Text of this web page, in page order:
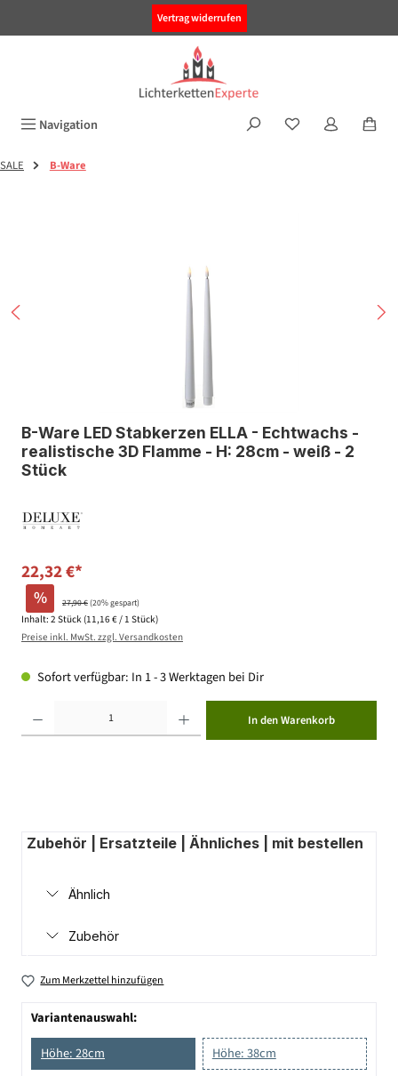
Vertrag widerrufen
Navigation
SALE B-Ware
B-Ware LED Stabkerzen ELLA - Echtwachs -
realistische 3D Flamme - H: 28cm - weiß - 2
Stück
22,32 €*
% 27,90 €(20% gespart)
Inhalt: 2 Stück (11,16 € / 1 Stück)
Preise inkl. MwSt. zzgl. Versandkosten
Sofort verfügbar: In 1 - 3 Werktagen bei Dir
In den Warenkorb
Zubehör | Ersatzteile | Ähnliches | mit bestellen
Ähnlich
Zubehör
Zum Merkzettel hinzufügen
Variantenauswahl:
Höhe: 28cm
Höhe: 38cm